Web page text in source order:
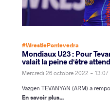
#WrestlePontevedra
Mondiaux U23 : Pour
valait la peine d'être
Mercredi 26 octobre 2022 - 13:07
Vazgen TEVANYAN (ARM) a
En savoir plus...